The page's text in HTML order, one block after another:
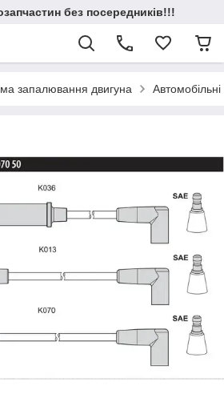
без посередників!!!
запалювання двигуна